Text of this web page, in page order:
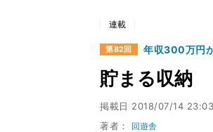
連載
第82回 年収300万円
貯まる収納
掲載日 2018/07/14 23:03
著者： 回遊舎